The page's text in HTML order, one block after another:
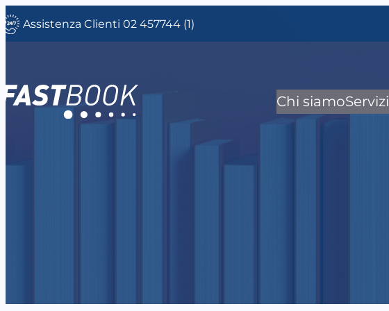
Vai
al
Assistenza Clienti 02 457744 (1)
Chi siamoServizi